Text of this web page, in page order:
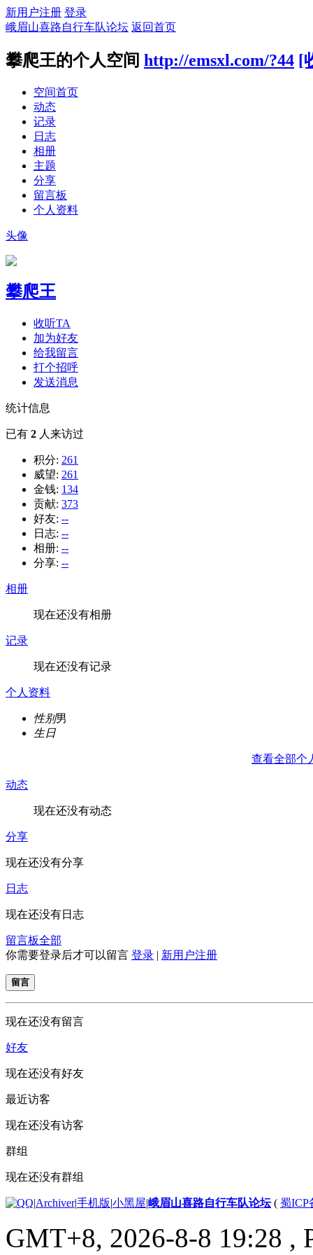
新用户注册 登录
峨眉山喜路自行车队论坛 返回首页
攀爬王的个人空间 http://emsxl.com/?44 [
空间首页
动态
记录
日志
相册
主题
分享
留言板
个人资料
头像
攀爬王
收听TA
加为好友
给我留言
打个招呼
发送消息
统计信息
已有 2 人来访过
积分: 261
威望: 261
金钱: 134
贡献: 373
好友: --
日志: --
相册: --
分享: --
相册
现在还没有相册
记录
现在还没有记录
个人资料
性别男
生日
查看全部个
动态
现在还没有动态
分享
现在还没有分享
日志
现在还没有日志
留言板全部
你需要登录后才可以留言 登录 | 新用户注册
留言
现在还没有留言
好友
现在还没有好友
最近访客
现在还没有访客
群组
现在还没有群组
|Archiver|手机版|小黑屋|峨眉山喜路自行车队论坛( 蜀ICP
GMT+8, 2026-8-8 19:28 ,